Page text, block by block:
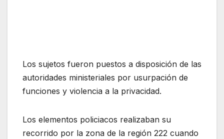
Los sujetos fueron puestos a disposición de las
autoridades ministeriales por usurpación de
funciones y violencia a la privacidad.
Los elementos policiacos realizaban su
recorrido por la zona de la región 222 cuando